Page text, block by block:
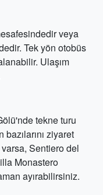
veya
Tek yön otobüs
Ulaşım
tekne turu
ziyaret
Sentiero del
Monastero
ayırabilirsiniz.